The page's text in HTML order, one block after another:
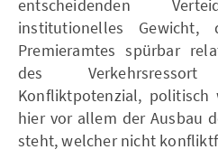
entscheidenden
institutionelles
Premieramtes spürbar
des
Konfliktpotenzial, politisch
hier vor allem der Ausbau
steht, welcher nicht